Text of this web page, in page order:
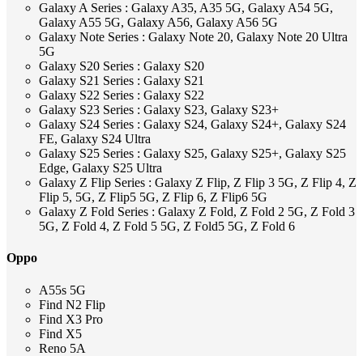
Galaxy A Series : Galaxy A35, A35 5G, Galaxy A54 5G,
Galaxy A55 5G, Galaxy A56, Galaxy A56 5G
Galaxy Note Series : Galaxy Note 20, Galaxy Note 20 Ultra
5G
Galaxy S20 Series : Galaxy S20
Galaxy S21 Series : Galaxy S21
Galaxy S22 Series : Galaxy S22
Galaxy S23 Series : Galaxy S23, Galaxy S23+
Galaxy S24 Series : Galaxy S24, Galaxy S24+, Galaxy S24
FE, Galaxy S24 Ultra
Galaxy S25 Series : Galaxy S25, Galaxy S25+, Galaxy S25
Edge, Galaxy S25 Ultra
Galaxy Z Flip Series : Galaxy Z Flip, Z Flip 3 5G, Z Flip 4, Z
Flip 5, 5G, Z Flip5 5G, Z Flip 6, Z Flip6 5G
Galaxy Z Fold Series : Galaxy Z Fold, Z Fold 2 5G, Z Fold 3
5G, Z Fold 4, Z Fold 5 5G, Z Fold5 5G, Z Fold 6
Oppo
A55s 5G
Find N2 Flip
Find X3 Pro
Find X5
Reno 5A